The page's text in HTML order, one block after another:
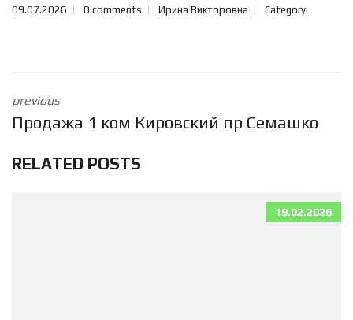
09.07.2026 0 comments Ирина Викторовна Category:
previous
Продажа 1 ком Кировский пр Семашко
RELATED POSTS
19.02.2026